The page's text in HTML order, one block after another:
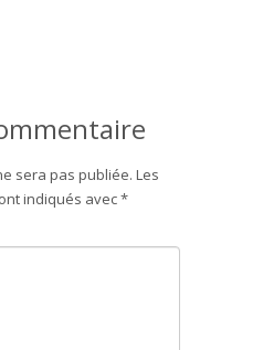
sera pas publiée. Les
indiqués avec*